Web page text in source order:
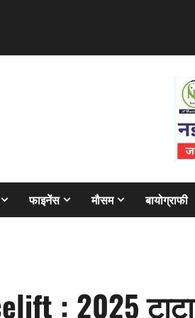
फाइनेंस मौसम बायोग्राफी
: 2025